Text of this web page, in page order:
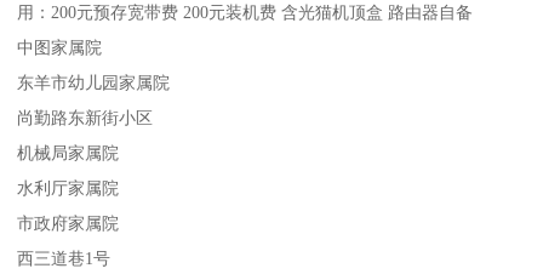
用：200元预存宽带费 200元装机费 含光猫机顶盒 路由器自备
中图家属院
东羊市幼儿园家属院
尚勤路东新街小区
机械局家属院
水利厅家属院
市政府家属院
西三道巷1号